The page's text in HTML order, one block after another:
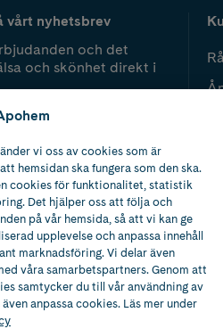
vårt nyhetsbrev
och det
och skönhet direkt i
vi oss av cookies som är
hemsidan ska fungera som den ska.
cookies för funktionalitet, statistik
Det hjälper oss att följa och
på vår hemsida, så att vi kan ge
upplevelse och anpassa innehåll
marknadsföring. Vi delar även
våra samarbetspartners. Genom att
samtycker du till vår användning av
anpassa cookies. Läs mer under